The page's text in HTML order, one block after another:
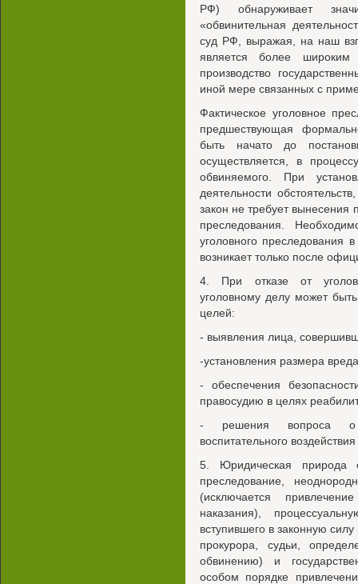
РФ) обнаруживает
«обвинительная
суд РФ, выражая, на наш
является более
производство
иной мере связанных с
Фактическое уголовное
предшествующая
быть начато до
осуществляется, в
обвиняемого. При
деятельности
закон не требует вынесения
преследования.
уголовного преследования
возникает только после
4. При отказе от
уголовному делу может
целей:
- выявления лица,
-установления размера
- обеспечения
правосудию в целях
- решения вопроса о
воспитательного
5. Юридическая природа
преследование,
(исключается
наказания),
вступившего в законную
прокурора, судьи,
обвинению) и
особом порядке